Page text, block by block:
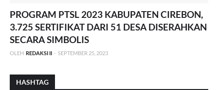
PROGRAM PTSL 2023 KABUPATEN CIREBON,
3.725 SERTIFIKAT DARI 51 DESA DISERAHKAN
SECARA SIMBOLIS
OLEH REDAKSI II - SEPTEMBER 25, 2023
HASHTAG